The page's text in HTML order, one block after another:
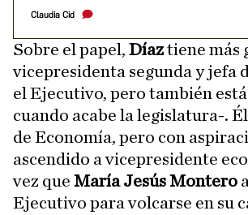
Claudia Cid
Sobre el papel, Díaztiene más
vicepresidenta segunda y jefa
el Ejecutivo, pero también
cuando acabe la legislatura-.
de Economía, pero con
ascendido a vicepresidente
vez que María Jesús Montero
Ejecutivo para volcarse en su